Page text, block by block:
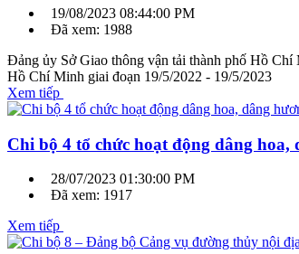
19/08/2023 08:44:00 PM
Đã xem: 1988
Đảng ủy Sở Giao thông vận tải thành phố Hồ Chí
Hồ Chí Minh giai đoạn 19/5/2022 - 19/5/2023
Xem tiếp
Chi bộ 4 tổ chức hoạt động dâng
28/07/2023 01:30:00 PM
Đã xem: 1917
Xem tiếp